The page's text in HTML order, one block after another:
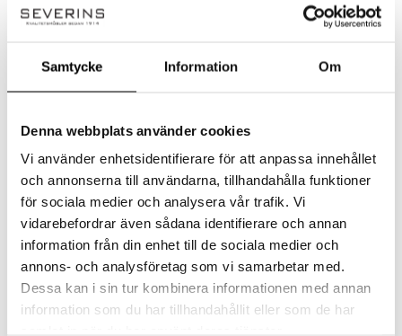
Samtycke Information Om
Denna webbplats använder cookies
Vi använder enhetsidentifierare för att anpassa innehållet
och annonserna till användarna, tillhandahålla funktioner
för sociala medier och analysera vår trafik. Vi
vidarebefordrar även sådana identifierare och annan
information från din enhet till de sociala medier och
annons- och analysföretag som vi samarbetar med.
Dessa kan i sin tur kombinera informationen med annan
information som du har tillhandahållit eller som de har
Handla smart – få 10% rabatt direkt
Rabatten dras automatiskt i kassan – inga koder behövs.
✔ Ingen rabattkod behövs
✔ Gäller på ordinarie priser
Observera!
Kan ej kombineras med andra erbjudanden eller redan nedsatta priser. Vissa
kategorier och varumärken är exkluderade. Se alla villkor
här!